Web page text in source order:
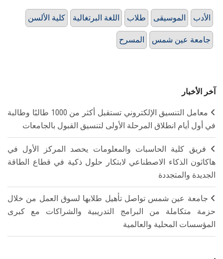
كلية الألسن اللغة البرتغالية طلاب الموسيقى الأدب
المسرح جامعة عين شمس
آخر الأخبار
معامل التنسيق الإلكتروني تستقبل أكثر من 1000 طالبًا وطالبة
في أول أيام انطلاق المرحلة الأولى لتنسيق القبول بالجامعات
فريق كلية الحاسبات والمعلومات يحصد المركز الأول في
هاكاثون الذكاء الاصطناعي لابتكار حلول ذكية في قطاع الطاقة
الجديدة والمتجددة
جامعة عين شمس تواصل تأهيل طلابها لسوق العمل من خلال
حزمة متكاملة من البرامج التدريبية والشراكات مع كبرى
المؤسسات المحلية والعالمية